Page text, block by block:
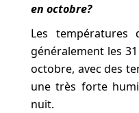
en octobre?
Les
généralement les
octobre, avec des
une très forte
nuit.